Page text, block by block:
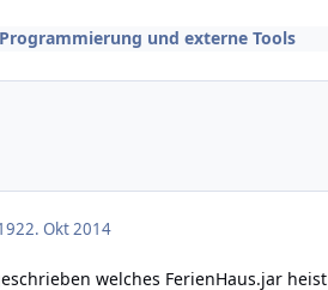
und externe Tools
22. Okt 2014
welches FerienHaus.jar heist